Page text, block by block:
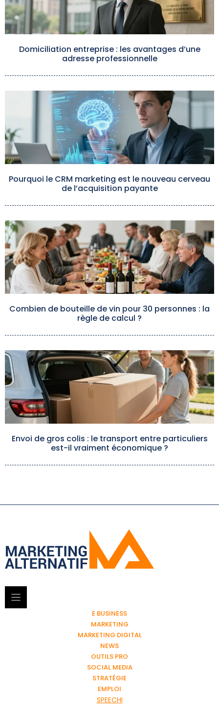
Domiciliation entreprise : les avantages d’une
adresse professionnelle
Pourquoi le CRM marketing est le nouveau cerveau
de l’acquisition payante
Combien de bouteille de vin pour 30 personnes : la
règle de calcul ?
Envoi de gros colis : le transport entre particuliers
est-il vraiment économique ?
E BUSINESS
MARKETING
MARKETING DIGITAL
NEWS
OUTILS PRO
SOCIAL MEDIA
STRATÉGIE
EMPLOI
SPEECHI